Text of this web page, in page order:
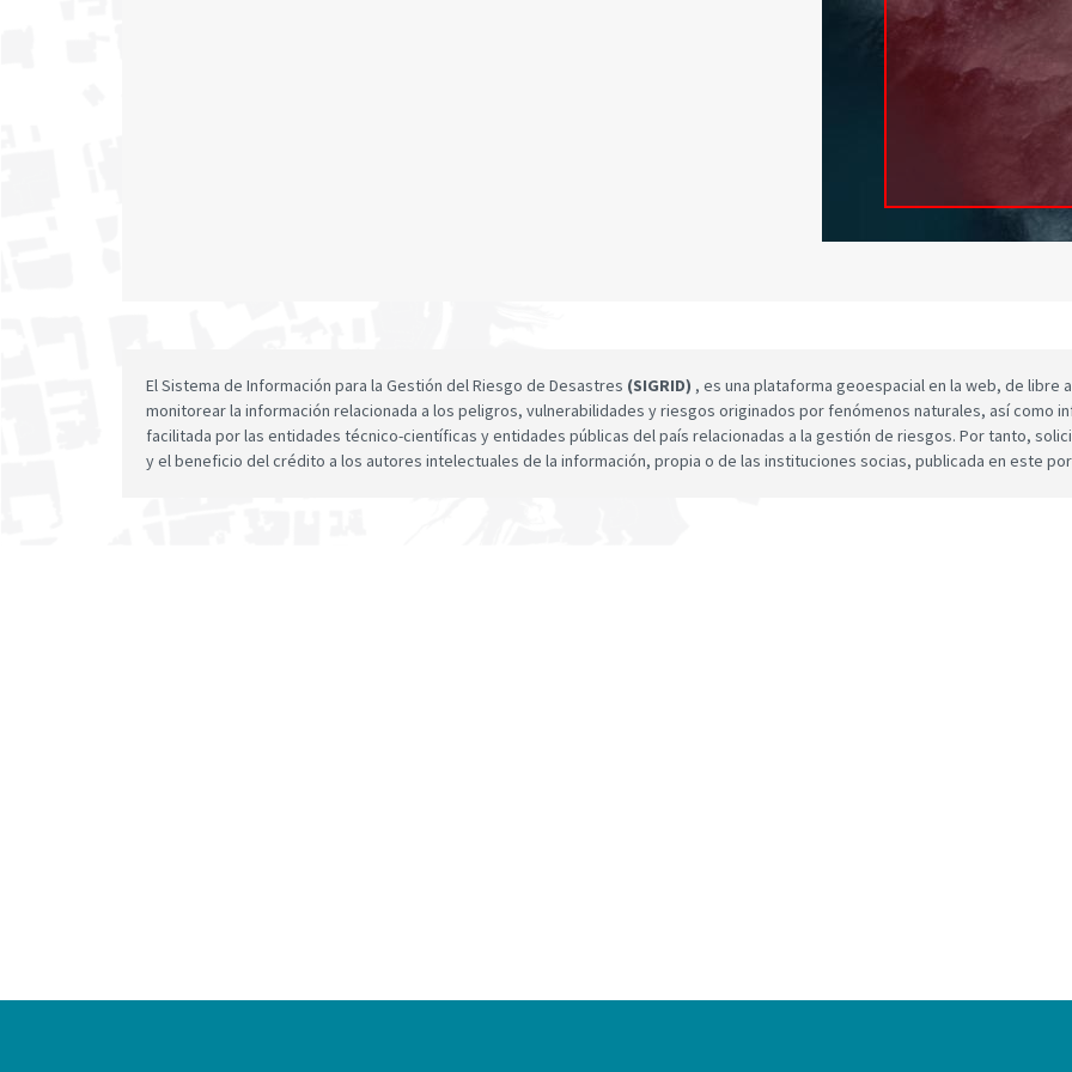
El Sistema de Información para la Gestión del Riesgo de Desastres (SIGRID) , es una plataforma geoespacial en la web, de libre
monitorear la información relacionada a los peligros, vulnerabilidades y riesgos originados por fenómenos naturales, así como
facilitada por las entidades técnico-científicas y entidades públicas del país relacionadas a la gestión de riesgos. Por tanto,
y el beneficio del crédito a los autores intelectuales de la información, propia o de las instituciones socias, publicada en este